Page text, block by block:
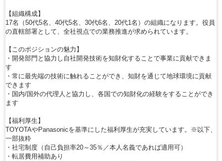
【組織構成】
17名（50代5名、40代5名、30代6名、20代1名）の組織になります。役員
の直轄部署として、全社視点での業務推進が求められています。
【このポジションの魅力】
・開発部門と協力し自社開発技術を知財化することで事業に貢献できま
す
・常に最先端の技術に触れることができ、知財を通じて地球環境に貢献
できます
・国内/国外の代理人と協力し、各国での知財化の経験をすることができ
ます
【福利厚生】
TOYOTAやPanasonicを基準にした福利厚生が充実しています。※以下、
一部抜粋
・社宅制度（自己負担率20～35％／本人名義であれば適用可）
・転居費用補助あり